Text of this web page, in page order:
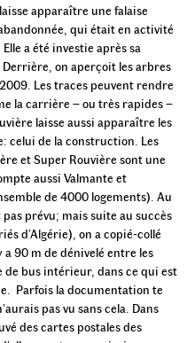
apparaître une falaise
qui était en activité
a été investie après sa
on aperçoit les arbres
Les traces peuvent rendre
la carrière – ou très rapides –
laisse aussi apparaître les
celui de la construction. Les
et Super Rouvière sont une
aussi Valmante et
de 4000 logements). Au
prévu; mais suite au succès
d’Algérie), on a copié-collé
90 m de dénivelé entre les
de bus intérieur, dans ce qui est
Parfois la documentation te
pas vu sans cela. Dans
des cartes postales des